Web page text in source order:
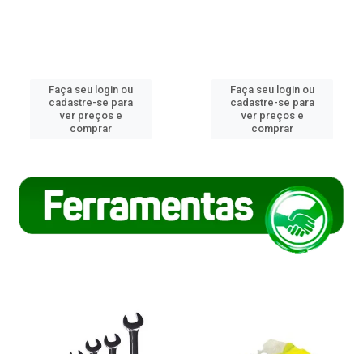
Faça seu login ou
cadastre-se para
ver preços e
comprar
Faça seu login ou
cadastre-se para
ver preços e
comprar